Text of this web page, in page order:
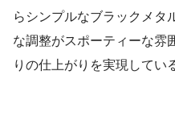
らシンプルなブラックメタ
な調整がスポーティーな雰
りの仕上がりを実現してい